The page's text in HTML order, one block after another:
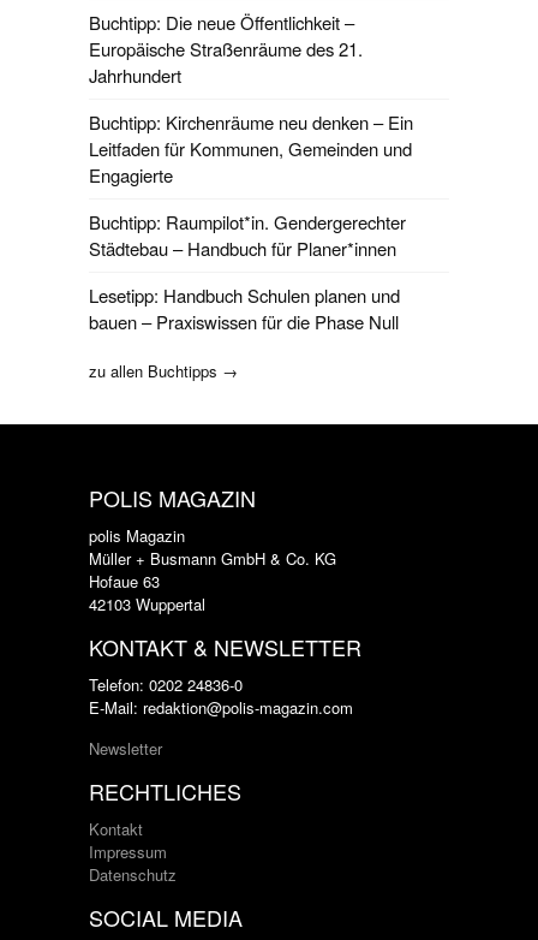
Buchtipp: Die neue Öffentlichkeit –
Europäische Straßenräume des 21.
Jahrhundert
Buchtipp: Kirchenräume neu denken – Ein
Leitfaden für Kommunen, Gemeinden und
Engagierte
Buchtipp: Raumpilot*in. Gendergerechter
Städtebau – Handbuch für Planer*innen
Lesetipp: Handbuch Schulen planen und
bauen – Praxiswissen für die Phase Null
zu allen Buchtipps →
POLIS MAGAZIN
polis Magazin
Müller + Busmann GmbH & Co. KG
Hofaue 63
42103 Wuppertal
KONTAKT & NEWSLETTER
Telefon: 0202 24836-0
E-Mail: redaktion@polis-magazin.com
Newsletter
RECHTLICHES
Kontakt
Impressum
Datenschutz
SOCIAL MEDIA